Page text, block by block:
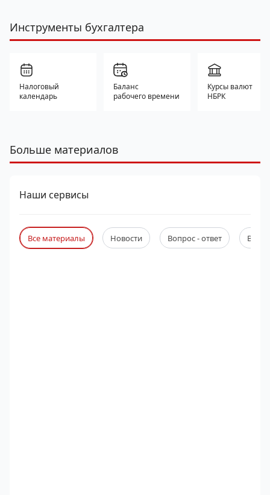
Инструменты бухгалтера
Налоговый
календарь
Баланс
рабочего времени
Курсы валют
НБРК
Больше материалов
Наши сервисы
Все материалы Новости Вопрос - ответ